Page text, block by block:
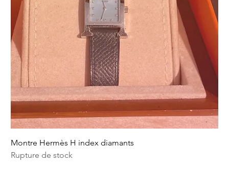
Montre Hermès H index diamants
Rupture de stock